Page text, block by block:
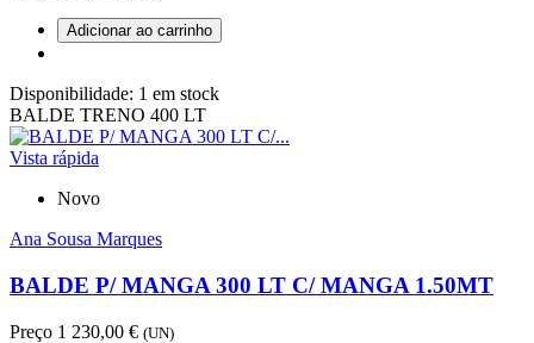
Adicionar ao carrinho
Disponibilidade: 1 em stock
BALDE TRENO 400 LT
Vista rápida
Novo
Ana Sousa Marques
BALDE P/ MANGA 300 LT C/ MANGA 1.50MT
Preço 1 230,00 € (UN)